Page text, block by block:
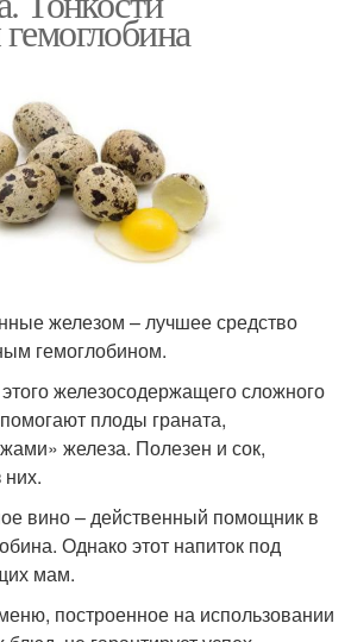
железом – лучшее средство
гемоглобином.
железосодержащего сложного
плоды граната,
железа. Полезен и сок,
вино – действенный помощник в
Однако этот напиток под
мам.
построенное на использовании